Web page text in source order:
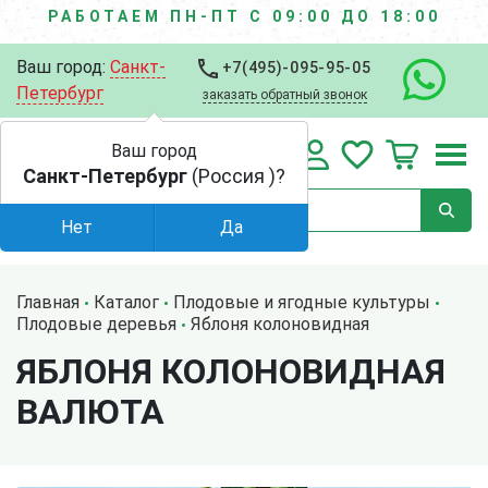
РАБОТАЕМ ПН-ПТ С 09:00 ДО 18:00
Ваш город: Санкт-
Петербург
+7(495)-095-95-05
заказать обратный звонок
Главная Каталог
Плодовые и ягодные культуры
Плодовые деревья
Яблоня колоновидная
ЯБЛОНЯ КОЛОНОВИДНАЯ
ВАЛЮТА
Ваш город
Санкт-Петербург (Россия )?
Нет Да